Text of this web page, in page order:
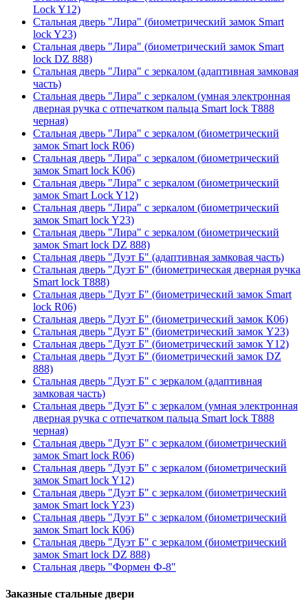
Lock Y12)
Стальная дверь "Лира" (биометрический замок Smart
lock Y23)
Стальная дверь "Лира" (биометрический замок Smart
lock DZ 888)
Стальная дверь "Лира" с зеркалом (адаптивная замковая
часть)
Стальная дверь "Лира" с зеркалом (умная электронная
дверная ручка с отпечатком пальца Smart lock T888
черная)
Стальная дверь "Лира" с зеркалом (биометрический
замок Smart lock R06)
Стальная дверь "Лира" с зеркалом (биометрический
замок Smart lock K06)
Стальная дверь "Лира" с зеркалом (биометрический
замок Smart Lock Y12)
Стальная дверь "Лира" с зеркалом (биометрический
замок Smart lock Y23)
Стальная дверь "Лира" с зеркалом (биометрический
замок Smart lock DZ 888)
Стальная дверь "Дуэт Б" (адаптивная замковая часть)
Стальная дверь "Дуэт Б" (биометрическая дверная ручка
Smart lock T888)
Стальная дверь "Дуэт Б" (биометрический замок Smart
lock R06)
Стальная дверь "Дуэт Б" (биометрический замок К06)
Стальная дверь "Дуэт Б" (биометрический замок Y23)
Стальная дверь "Дуэт Б" (биометрический замок Y12)
Стальная дверь "Дуэт Б" (биометрический замок DZ
888)
Стальная дверь "Дуэт Б" с зеркалом (адаптивная
замковая часть)
Стальная дверь "Дуэт Б" с зеркалом (умная электронная
дверная ручка с отпечатком пальца Smart lock T888
черная)
Стальная дверь "Дуэт Б" с зеркалом (биометрический
замок Smart lock R06)
Стальная дверь "Дуэт Б" с зеркалом (биометрический
замок Smart lock Y12)
Стальная дверь "Дуэт Б" с зеркалом (биометрический
замок Smart lock Y23)
Стальная дверь "Дуэт Б" с зеркалом (биометрический
замок Smart lock К06)
Стальная дверь "Дуэт Б" с зеркалом (биометрический
замок Smart lock DZ 888)
Стальная дверь "Формен Ф-8"
Заказные стальные двери